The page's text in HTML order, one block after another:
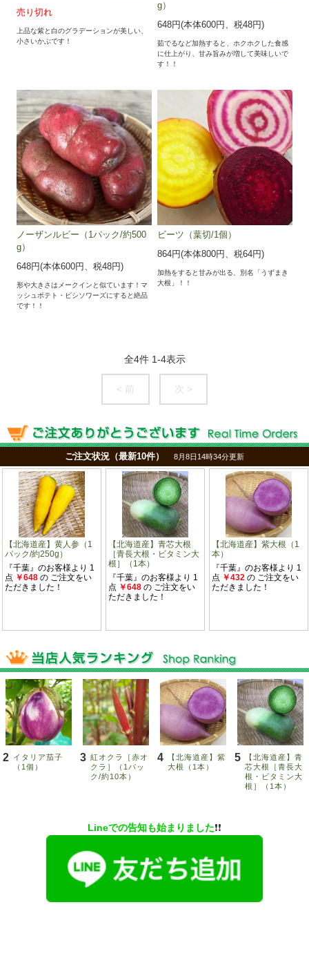
売り切れ
上品な紫と白のグラデーションが美しい、
小さいかぶです！
g）
648円(本体600円、税48円)
茹でるなど加熱すると、ホクホクした食感
に仕上がり、甘み旨みが増して美味しいで
す！！
ノーザンルビー（1パック/約500
g）
648円(本体600円、税48円)
形や大きさはメークインと似ています！マ
ッシュポテト・ビシソワーズにすると絶品
です！！
ビーツ（葉切/1個）
864円(本体800円、税64円)
加熱をすると甘みが出る、別名「うずまき
大根」！！
全4件 1-4表示
< 前 次 >
Lineでの告知も始まりました❗️❗️